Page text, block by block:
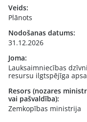
Veids:
Plānots
Nodošanas datums:
31.12.2026
Joma:
Lauksaimniecības
resursu ilgtspējīga
Resors (nozares
vai pašvaldība):
Zemkopības ministrija